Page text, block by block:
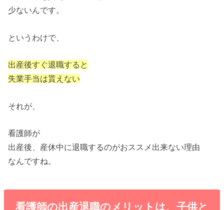
少ないんです。
というわけで、
出産後すぐ退職すると
失業手当は貰えない
それが、
看護師が
出産後、産休中に退職するのがおススメ出来ない理由
なんですね。
看護師の出産退職のメリットは、子供と